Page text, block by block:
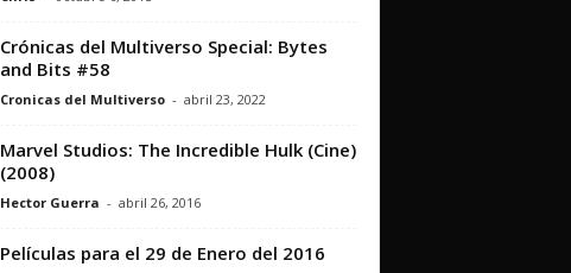
Crónicas del Multiverso Special: Bytes
and Bits #58
Cronicas del Multiverso - abril 23, 2022
Marvel Studios: The Incredible Hulk (Cine)
(2008)
Hector Guerra - abril 26, 2016
Películas para el 29 de Enero del 2016